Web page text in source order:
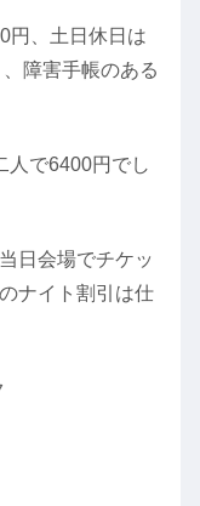
円、土日休日は
障害手帳のある
人で6400円でし
日会場でチケッ
ナイト割引は仕